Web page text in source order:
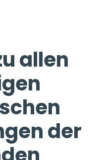
allen
der